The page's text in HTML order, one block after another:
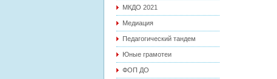
МКДО 2021
Медиация
Педагогический тандем
Юные грамотеи
ФОП ДО